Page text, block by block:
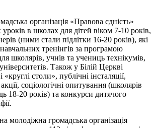
організація «Правова єдність»
уроків в школах для дітей віком 7-10 років,
(ними стали підлітки 16-20 років), які
тренінгів за програмою
школярів, учнів та учениць технікумів,
Також у Білій Церкві
«круглі столи», публічні інсталяції,
соціологічні опитування (школярів
18-20 років) та конкурси дитячого
молодіжна громадська організація